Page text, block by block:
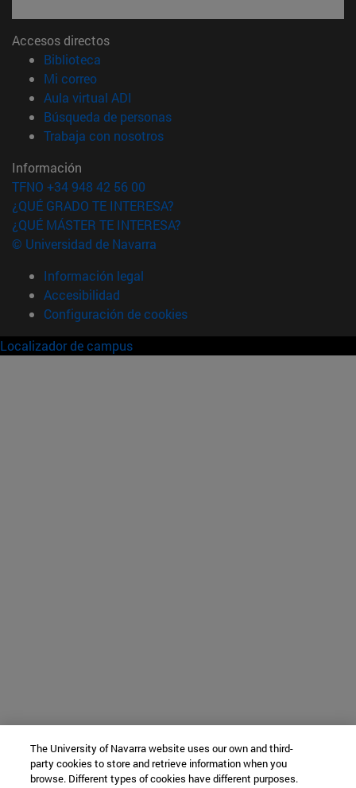
Accesos directos
Biblioteca
Mi correo(abre en nueva ventana)
Aula virtual ADI
Búsqueda de personas(abre en nueva ventana)
Trabaja con nosotros(abre en nueva ventana)
Información
TFNO +34 948 42 56 00
¿QUÉ GRADO TE INTERESA?
¿QUÉ MÁSTER TE INTERESA?
© Universidad de Navarra
Información legal
Accesibilidad
Configuración de cookies
Localizador de campus
The University of Navarra website uses our own and third-
party cookies to store and retrieve information when you
browse. Different types of cookies have different purposes.